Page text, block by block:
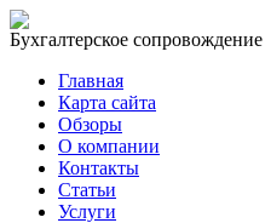
Бухгалтерское
Главная
Карта сайта
Обзоры
О компании
Контакты
Статьи
Услуги